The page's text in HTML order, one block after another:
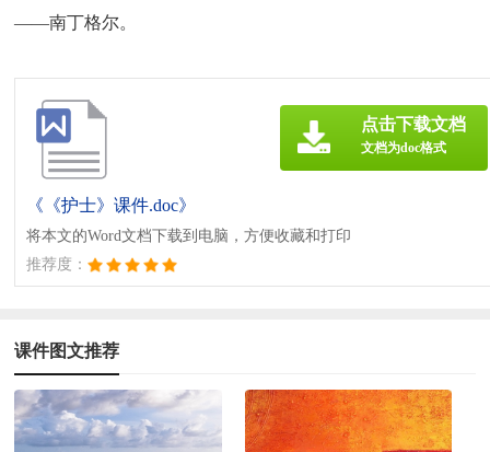
——南丁格尔。
《《护士》课件.doc》
将本文的Word文档下载到电脑，方便收藏和打印
推荐度：
点击下载文档
文档为doc格式
课件图文推荐